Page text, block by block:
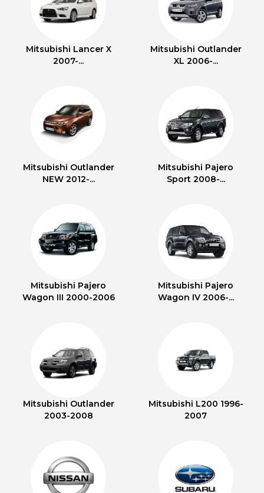
Mitsubishi Lancer X
2007-...
Mitsubishi Outlander
XL 2006-...
Mitsubishi Outlander
NEW 2012-...
Mitsubishi Pajero
Sport 2008-...
Mitsubishi Pajero
Wagon III 2000-2006
Mitsubishi Pajero
Wagon IV 2006-...
Mitsubishi Outlander
2003-2008
Mitsubishi L200 1996-
2007